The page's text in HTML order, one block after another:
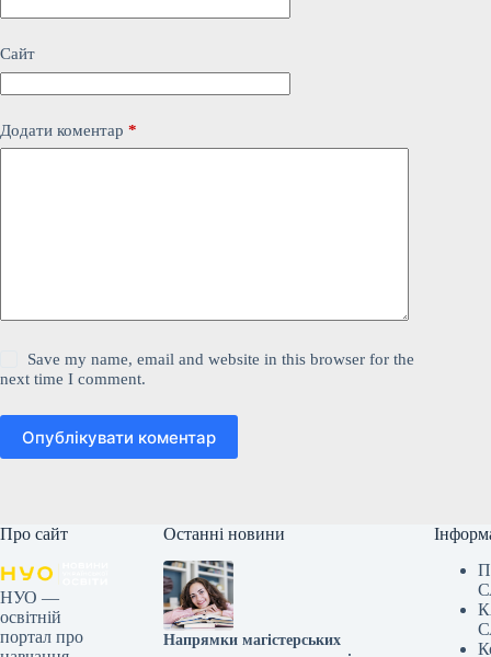
Сайт
Додати коментар *
Save my name, email and website in this browser for the
next time I comment.
Опублікувати коментар
Про сайт
НУО —
освітній
портал про
Останні новини
Напрямки магістерських